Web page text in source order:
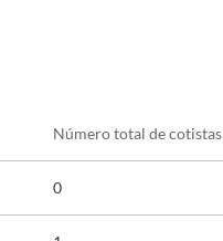
Número total de cotistas
0